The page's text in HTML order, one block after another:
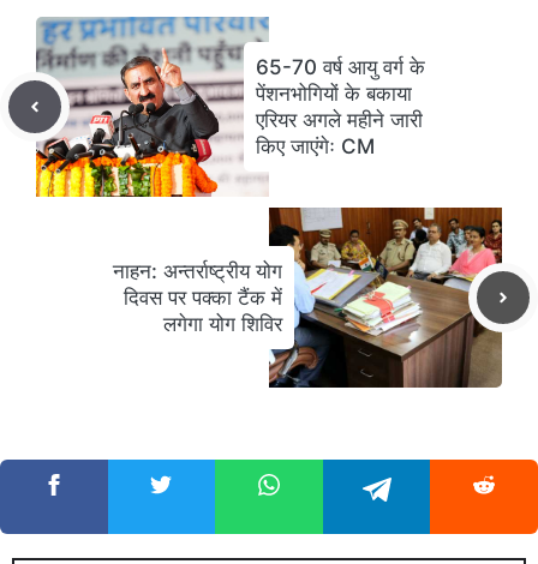
65-70 वर्ष आयु वर्ग के
पेंशनभोगियों के बकाया
एरियर अगले महीने जारी
किए जाएंगेः CM
नाहन: अन्तर्राष्ट्रीय योग
दिवस पर पक्का टैंक में
लगेगा योग शिविर